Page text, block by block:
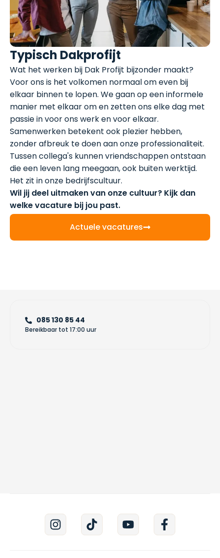
Typisch Dakprofijt
Wat het werken bij Dak Profijt bijzonder maakt?
Voor ons is het volkomen normaal om even bij
elkaar binnen te lopen. We gaan op een informele
manier met elkaar om en zetten ons elke dag met
passie in voor ons werk en voor elkaar.
Samenwerken betekent ook plezier hebben,
zonder afbreuk te doen aan onze professionaliteit.
Tussen collega's kunnen vriendschappen ontstaan
die een leven lang meegaan, ook buiten werktijd.
Het zit in onze bedrijfscultuur.
‍Wil jij deel uitmaken van onze cultuur? Kijk dan
welke vacature bij jou past.
Actuele vacatures
085 130 85 44
Bereikbaar tot 17:00 uur